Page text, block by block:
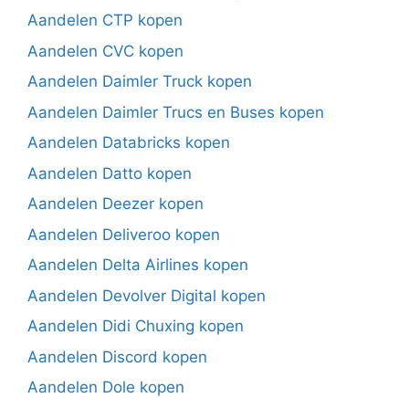
Aandelen CTP kopen
Aandelen CVC kopen
Aandelen Daimler Truck kopen
Aandelen Daimler Trucs en Buses kopen
Aandelen Databricks kopen
Aandelen Datto kopen
Aandelen Deezer kopen
Aandelen Deliveroo kopen
Aandelen Delta Airlines kopen
Aandelen Devolver Digital kopen
Aandelen Didi Chuxing kopen
Aandelen Discord kopen
Aandelen Dole kopen